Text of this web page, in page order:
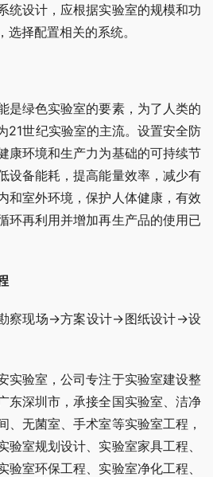
统设计，应根据实验室的规模和功
择配置相关的系统。
是绿色实验室的要素，为了人类的
21世纪实验室的主流。设置安全防
康环境和生产力为基础的可持续节
设备能耗，提高能量效率，减少有
和室外环境，保护人体健康，有效
环再利用并增加再生产品的使用已
察现场→方案设计→图纸设计→设
实验室，公司专注于实验室建设整
东深圳市，承接全国实验室、洁净
、无菌室、手术室等实验室工程，
验室规划设计、实验室家具工程、
验室环保工程、实验室净化工程、